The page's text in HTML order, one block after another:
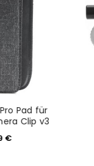
Pad für
Clip v3
€